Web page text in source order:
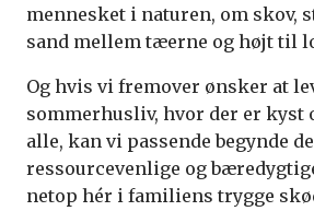
mennesket i naturen, om skov,
sand mellem tæerne og højt til
Og hvis vi fremover ønsker at
sommerhusliv, hvor der er kyst
alle, kan vi passende begynde
ressourcevenlige og
netop hér i familiens trygge